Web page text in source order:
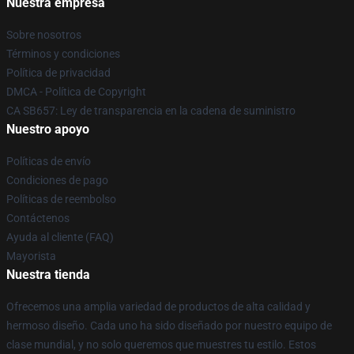
Sobre nosotros
Términos y condiciones
Política de privacidad
DMCA - Política de Copyright
CA SB657: Ley de transparencia en la cadena de suministro
Nuestro apoyo
Políticas de envío
Condiciones de pago
Políticas de reembolso
Contáctenos
Ayuda al cliente (FAQ)
Mayorista
Nuestra tienda
Ofrecemos una amplia variedad de productos de alta calidad y
hermoso diseño. Cada uno ha sido diseñado por nuestro equipo de
clase mundial, y no solo queremos que muestres tu estilo. Estos